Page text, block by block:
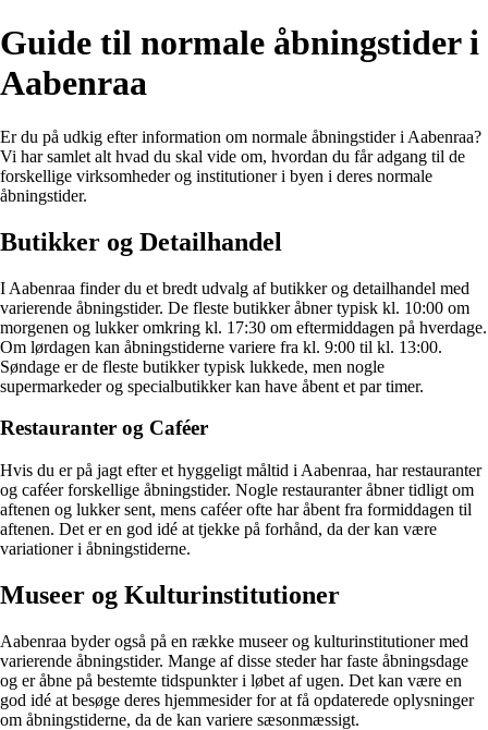
Guide til normale åbningstider i
Aabenraa
Er du på udkig efter information om normale åbningstider i Aabenraa?
Vi har samlet alt hvad du skal vide om, hvordan du får adgang til de
forskellige virksomheder og institutioner i byen i deres normale
åbningstider.
Butikker og Detailhandel
I Aabenraa finder du et bredt udvalg af butikker og detailhandel med
varierende åbningstider. De fleste butikker åbner typisk kl. 10:00 om
morgenen og lukker omkring kl. 17:30 om eftermiddagen på hverdage.
Om lørdagen kan åbningstiderne variere fra kl. 9:00 til kl. 13:00.
Søndage er de fleste butikker typisk lukkede, men nogle
supermarkeder og specialbutikker kan have åbent et par timer.
Restauranter og Caféer
Hvis du er på jagt efter et hyggeligt måltid i Aabenraa, har restauranter
og caféer forskellige åbningstider. Nogle restauranter åbner tidligt om
aftenen og lukker sent, mens caféer ofte har åbent fra formiddagen til
aftenen. Det er en god idé at tjekke på forhånd, da der kan være
variationer i åbningstiderne.
Museer og Kulturinstitutioner
Aabenraa byder også på en række museer og kulturinstitutioner med
varierende åbningstider. Mange af disse steder har faste åbningsdage
og er åbne på bestemte tidspunkter i løbet af ugen. Det kan være en
god idé at besøge deres hjemmesider for at få opdaterede oplysninger
om åbningstiderne, da de kan variere sæsonmæssigt.